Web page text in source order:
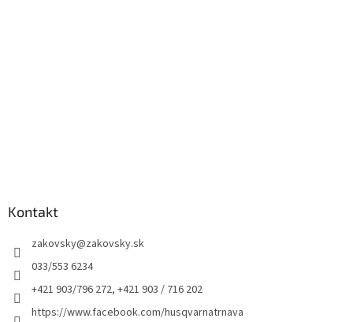
Kontakt
zakovsky@zakovsky.sk
033/553 6234
+421 903/796 272, +421 903 / 716 202
https://www.facebook.com/husqvarnatrnava